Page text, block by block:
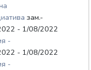
зам.-
- 1/08/2022
-
- 1/08/2022
-